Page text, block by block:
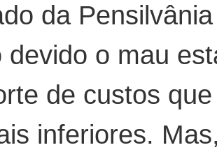
da
o mau
de custos
inferiores.